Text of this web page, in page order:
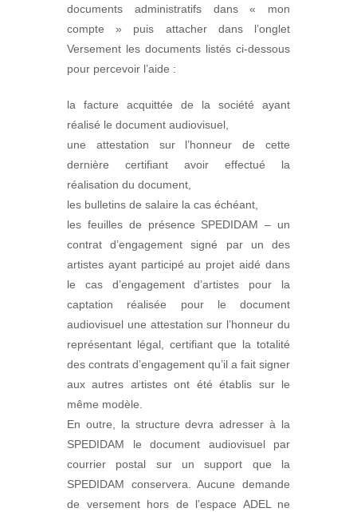
documents administratifs dans « mon
compte » puis attacher dans l’onglet
Versement les documents listés ci-dessous
pour percevoir l’aide :
la facture acquittée de la société ayant
réalisé le document audiovisuel,
une attestation sur l’honneur de cette
dernière certifiant avoir effectué la
réalisation du document,
les bulletins de salaire la cas échéant,
les feuilles de présence SPEDIDAM – un
contrat d’engagement signé par un des
artistes ayant participé au projet aidé dans
le cas d’engagement d’artistes pour la
captation réalisée pour le document
audiovisuel une attestation sur l’honneur du
représentant légal, certifiant que la totalité
des contrats d’engagement qu’il a fait signer
aux autres artistes ont été établis sur le
même modèle.
En outre, la structure devra adresser à la
SPEDIDAM le document audiovisuel par
courrier postal sur un support que la
SPEDIDAM conservera. Aucune demande
de versement hors de l’espace ADEL ne